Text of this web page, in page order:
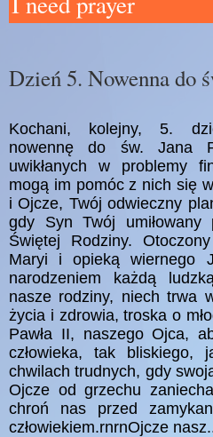
Dzień 5. Nowenna do
Kochani, kolejny, 5.
nowennę do św. Jana
uwikłanych w problemy
mogą im pomóc z nich się
i Ojcze, Twój odwieczny
gdy Syn Twój umiłowany
Świętej Rodziny.
Maryi i opieką wiernego
narodzeniem każdą
nasze rodziny, niech trwa
życia i zdrowia, troska o
Pawła II, naszego Ojca,
człowieka, tak bliskiego,
chwilach trudnych, gdy
Ojcze od grzechu
chroń nas przed
człowiekiem.rnrnOjcze